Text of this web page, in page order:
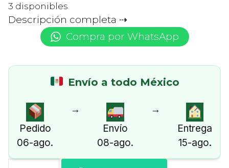
3 disponibles
Descripción completa
Compra por WhatsApp
Envío a todo México
Pedido
06-ago.
→
Envío
08-ago.
→
Entrega
15-ago.